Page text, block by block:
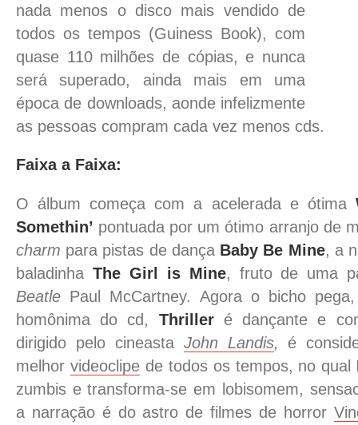
nada menos o disco mais vendido de
todos os tempos (Guiness Book), com
quase 110 milhões de cópias, e nunca
será superado, ainda mais em uma
época de downloads, aonde infelizmente
as pessoas compram cada vez menos cds.
Faixa a Faixa:
O álbum começa com a acelerada e ótima
Somethin’ pontuada por um ótimo arranjo de
charm para pistas de dança Baby Be Mine, a
baladinha The Girl is Mine, fruto de uma
Beatle Paul McCartney. Agora o bicho
homônima do cd, Thrilleré dançante e
dirigido pelo cineasta John Landis,
é
melhor videoclipede todos os tempos, no qual
zumbis e transforma-se em lobisomem,
a narração é do astro de filmes de horror